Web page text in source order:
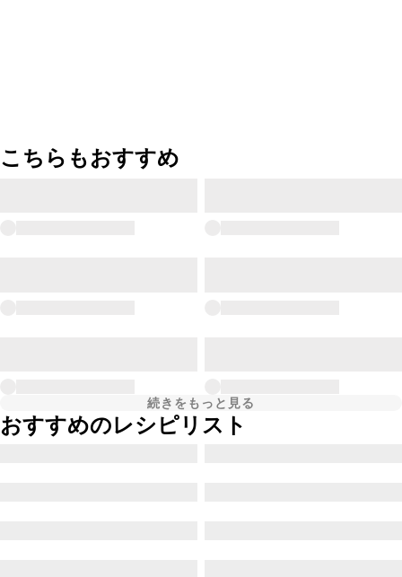
こちらもおすすめ
続きをもっと見る
おすすめのレシピリスト